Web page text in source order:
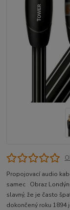
Propojovací audio
samec Obraz
slavný, že je často
dokončený roku 1894